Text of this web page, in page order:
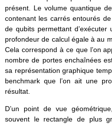
présent. Le volume quantique
contenant les carrés entourés
de qubits permettant
profondeur de calcul égale à au
Cela correspond à ce que l’on
nombre de portes enchaînées
sa représentation graphique
benchmark que l’on ait une
résultat.
D’un point de vue
souvent le rectangle de plus